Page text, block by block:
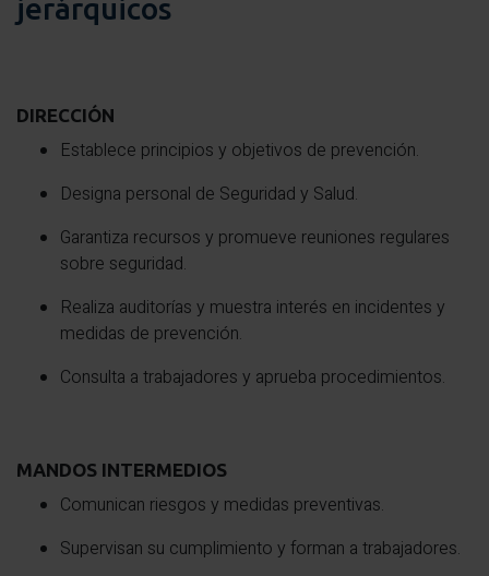
jerárquicos
DIRECCIÓN
Establece principios y objetivos de prevención.
Designa personal de Seguridad y Salud.
Garantiza recursos y promueve reuniones regulares
sobre seguridad.
Realiza auditorías y muestra interés en incidentes y
medidas de prevención.
Consulta a trabajadores y aprueba procedimientos.
MANDOS INTERMEDIOS
Comunican riesgos y medidas preventivas.
Supervisan su cumplimiento y forman a trabajadores.